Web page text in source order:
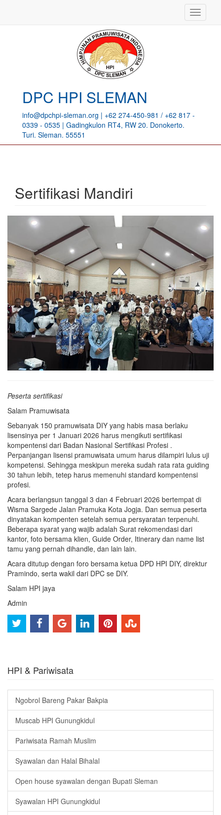
DPC HPI SLEMAN
info@dpchpi-sleman.org | +62 274-450-981 / +62 817 -
0339 - 0535 | Gadingkulon RT4, RW 20. Donokerto.
Turi. Sleman. 55551
MENU
Sertifikasi Mandiri
Peserta sertifikasi
Salam Pramuwisata
Sebanyak 150 pramuwisata DIY yang habis masa berlaku
lisensinya per 1 Januari 2026 harus mengikuti sertifikasi
kompentensi dari Badan Nasional Sertifikasi Profesi .
Perpanjangan lisensi pramuwisata umum harus dilampiri lulus uji
kompetensi. Sehingga meskipun mereka sudah rata rata guiding
30 tahun lebih, tetep harus memenuhi standard kompentensi
profesi.
Acara berlangsun tanggal 3 dan 4 Februari 2026 bertempat di
Wisma Sargede Jalan Pramuka Kota Jogja. Dan semua peserta
dinyatakan kompenten setelah semua persyaratan terpenuhi.
Beberapa syarat yang wajib adalah Surat rekomendasi dari
kantor, foto bersama klien, Guide Order, Itinerary dan name list
tamu yang pernah dihandle, dan lain lain.
Acara ditutup dengan foro bersama ketua DPD HPI DIY, direktur
Pramindo, serta wakil dari DPC se DIY.
Salam HPI jaya
Admin
HPI & Pariwisata
Ngobrol Bareng Pakar Bakpia
Muscab HPI Gunungkidul
Pariwisata Ramah Muslim
Syawalan dan Halal Bihalal
Open house syawalan dengan Bupati Sleman
Syawalan HPI Gunungkidul